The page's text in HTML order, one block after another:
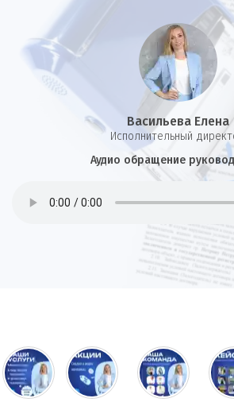
Васильева Елена
И сполнительный
Аудио обращение